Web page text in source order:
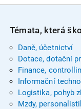
Témata, která
Daně, účetnictví
Dotace, dotační
Finance,
Informační
Logistika, pohyb
Mzdy,